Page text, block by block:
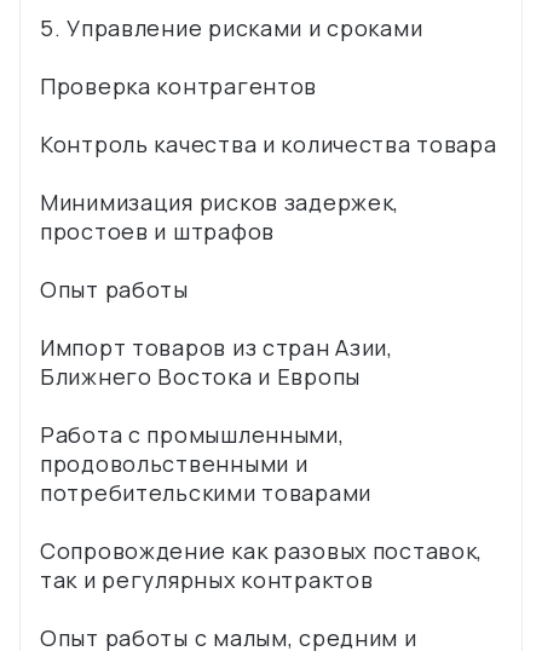
5. Управление рисками и сроками
Проверка контрагентов
Контроль качества и количества товара
Минимизация рисков задержек,
простоев и штрафов
Опыт работы
Импорт товаров из стран Азии,
Ближнего Востока и Европы
Работа с промышленными,
продовольственными и
потребительскими товарами
Сопровождение как разовых поставок,
так и регулярных контрактов
Опыт работы с малым, средним и